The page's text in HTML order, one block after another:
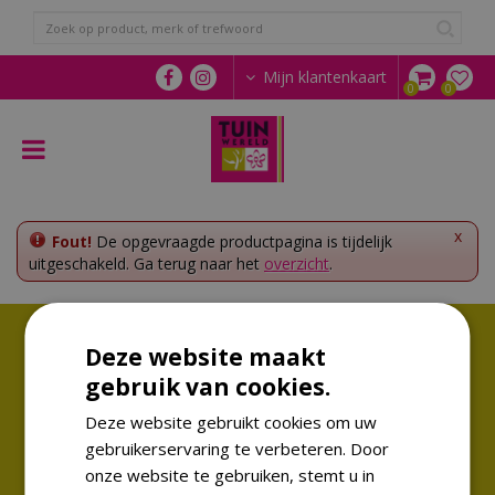
n
a
Mijn klantenkaart
x
Fout! De opgevraagde productpagina is tijdelijk
uitgeschakeld. Ga terug naar het overzicht.
Volg ons!
Altijd op de hoogte van de laatste trends
Deze website maakt
gebruik van cookies.
Deze website gebruikt cookies om uw
gebruikerservaring te verbeteren. Door
onze website te gebruiken, stemt u in